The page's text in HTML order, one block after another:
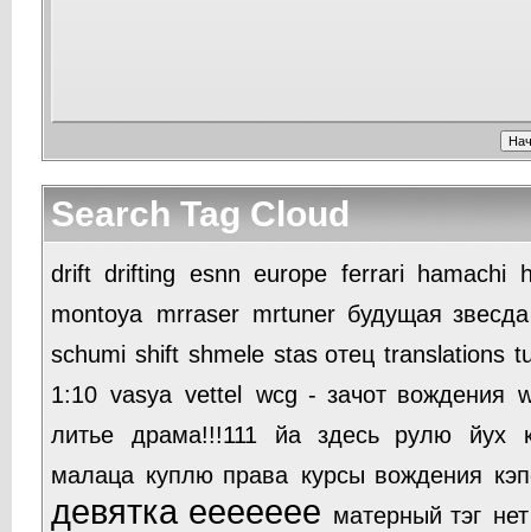
Search Tag Cloud
drift drifting esnn europe ferrari hamachi
montoya mrraser mrtuner будущая звесда
schumi shift shmele stas отец translations
1:10 vasya vettel wcg - зачот вождения
литье
драма!!!111 йа здесь рулю йух
малаца куплю права курсы вождения
девятка еееееее матерный тэг нет